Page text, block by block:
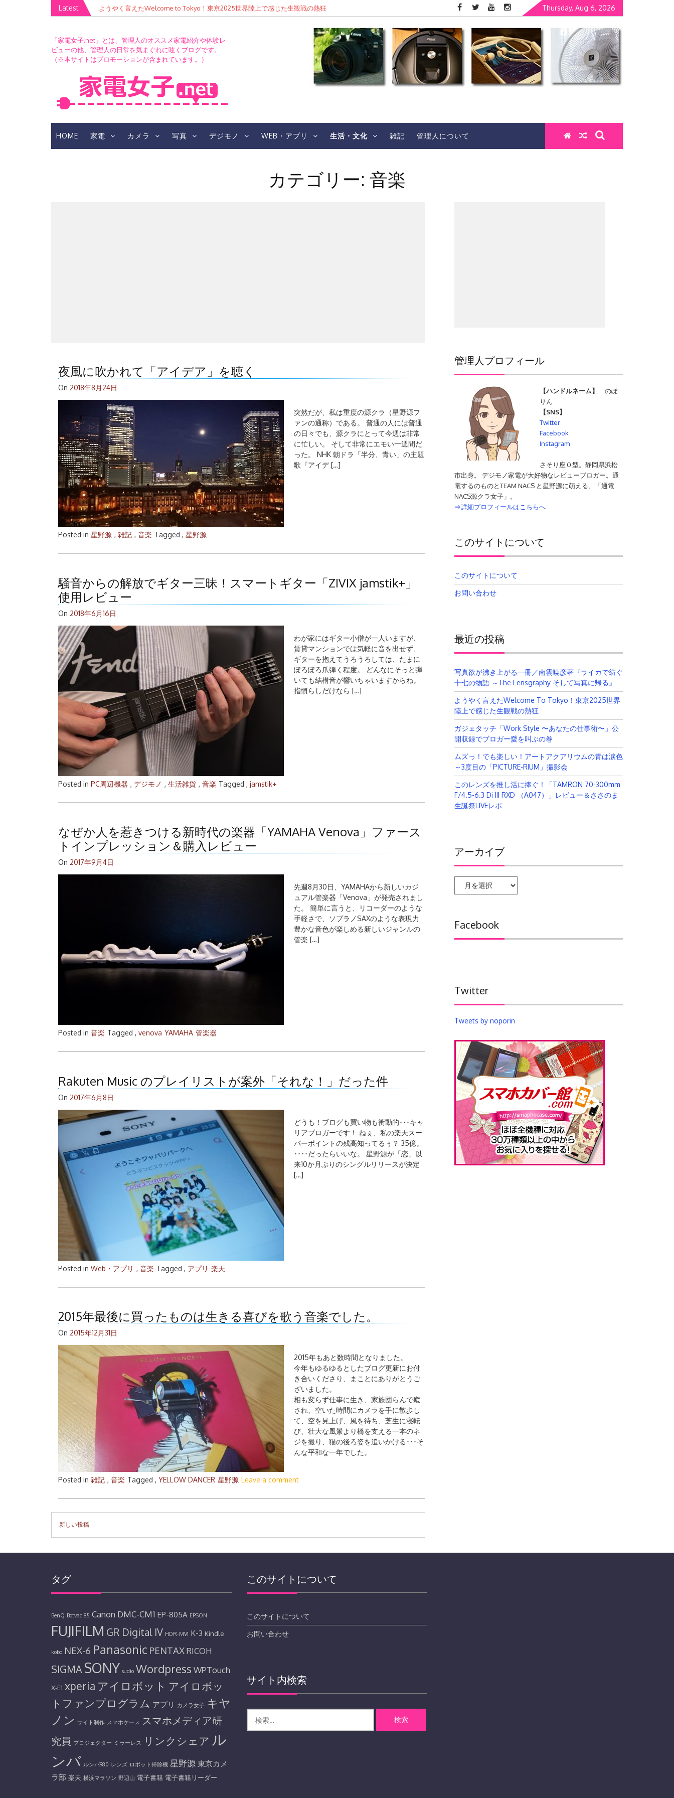
Latest ようやく言えたWelcome to Tokyo！東京2025世界陸上で感じた生観戦の熱狂 Thursday, Aug 6, 2026
「家電女子.net」とは、管理人のオススメ家電紹介や体験レ
ビューの他、管理人の日常を気まぐれに呟くブログです。
（※本サイトはプロモーションが含まれています。）
HOME 家電 カメラ 写真 デジモノ WEB・アプリ 生活・文化 雑記 管理人について
カテゴリー: 音楽
夜風に吹かれて「アイデア」を聴く
On 2018年8月24日
突然だが、私は重度の源クラ（星野源フ
ァンの通称）である。 普通の人には普通
の日々でも、源クラにとって今週は非常
に忙しい。 そして非常にエモい一週間だ
った。 NHK 朝ドラ「半分、青い」の主題
歌『アイデ […]
Posted in 星野源 , 雑記 , 音楽 Tagged , 星野源
騒音からの解放でギター三昧！スマートギター「ZIVIX jamstik+」
使用レビュー
On 2018年6月16日
わが家にはギター小僧が一人いますが、
賃貸マンションでは気軽に音を出せず、
ギターを抱えてうろうろしては、たまに
ぽろぽろ爪弾く程度。 どんなにそっと弾
いても結構音が響いちゃいますからね。
指慣らしだけなら […]
Posted in PC周辺機器 , デジモノ , 生活雑貨 , 音楽 Tagged , jamstik+
なぜか人を惹きつける新時代の楽器「YAMAHA Venova」ファース
トインプレッション＆購入レビュー
On 2017年9月4日
先週8月30日、YAMAHAから新しいカジ
ュアル管楽器「Venova」が発売されまし
た。 簡単に言うと、リコーダーのような
手軽さで、ソプラノSAXのような表現力
豊かな音色が楽しめる新しいジャンルの
管楽 […]
Posted in 音楽 Tagged , venova YAMAHA 管楽器
Rakuten Music のプレイリストが案外「それな！」だった件
On 2017年6月8日
どうも！ブログも買い物も衝動的･･･キャ
リアブロガーです！ ねぇ、私の楽天スー
パーポイントの残高知ってるぅ？ 35億。
････だったらいいな。 星野源が「恋」以
来10か月ぶりのシングルリリースが決定
[…]
Posted in Web・アプリ , 音楽 Tagged , アプリ 楽天
2015年最後に買ったものは生きる喜びを歌う音楽でした。
On 2015年12月31日
2015年もあと数時間となりました。
今年もゆるゆるとしたブログ更新にお付
き合いくださり、まことにありがとうご
ざいました。
相も変らず仕事に生き、家族団らんで癒
され、空いた時間にカメラを手に散歩し
て、空を見上げ、風を待ち、芝生に寝転
び、壮大な風景より橋を支える一本のネ
ジを撮り、猫の後ろ姿を追いかける･･･そ
んな平和な一年でした。
Posted in 雑記 , 音楽 Tagged , YELLOW DANCER 星野源 Leave a comment
投
稿
ゲ
ー
ョ
ン
新しい投稿
管理人プロフィール
【ハンドルネーム】
のぽ
りん
【SNS】
Twitter
Facebook
Instagram
さそり座Ｏ型。静岡県浜松
市出身。 デジモノ家電が大好物なレビューブロガー。通
電するのものとTEAM NACS と星野源に萌える、「通電
NACS源クラ女子」。
⇒詳細プロフィールはこちらへ
このサイトについて
このサイトについて
お問い合わせ
最近の投稿
写真欲が沸き上がる一冊／南雲暁彦著『ライカで紡ぐ
十七の物語 ～The Lensgraphy そして写真に帰る』
ようやく言えたWelcome To Tokyo！東京2025世界
陸上で感じた生観戦の熱狂
ガジェタッチ「Work Style 〜あなたの仕事術〜」公
開収録でブロガー愛を叫ぶの巻
ムズっ！でも楽しい！アートアクアリウムの青は涙色
～3度目の「PICTURE-RIUM」撮影会
このレンズを推し活に捧ぐ！「TAMRON 70-300mm
F/4.5-6.3 Di III RXD （A047）」レビュー＆ささのま
生誕祭LIVEレポ
アーカイブ
ブ
Facebook
Twitter
Tweets by noporin
タグ
BenQ Botvac 85 Canon DMC-CM1 EP-805A EPSON
FUJIFILM GR Digital IV HDR-MV1 K-3 Kindle
kobo NEX-6 Panasonic PENTAXRICOH
SIGMA SONY sudio Wordpress WPTouch
X-E1 xperia アイロボット アイロボッ
トファンプログラム アプリ カメラ女子 キヤ
ノン サイト制作 スマホケース スマホメディア研
究員 プロジェクター ミラーレス リンクシェア ル
ンバ ルンバ980 レンズ ロボット掃除機 星野源 東京カメ
ラ部 楽天 横浜マラソン 野辺山 電子書籍 電子書籍リーダー
このサイトについて
このサイトについて
お問い合わせ
サイト内検索